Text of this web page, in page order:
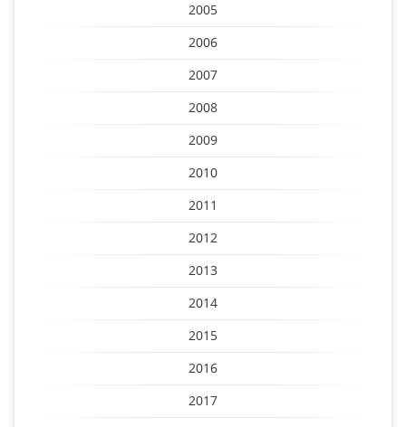
2005
2006
2007
2008
2009
2010
2011
2012
2013
2014
2015
2016
2017